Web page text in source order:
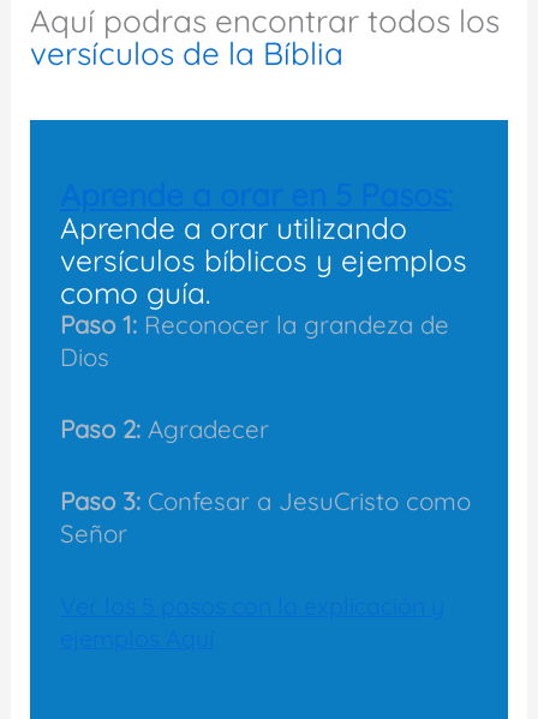
Aquí podras encontrar todos los
versículos de la Bíblia
Aprende a orar utilizando
versículos bíblicos y ejemplos
como guía.
Paso 1:Reconocer la grandeza de
Dios
Paso 2:Agradecer
Paso 3: Confesar a JesuCristo como
Señor